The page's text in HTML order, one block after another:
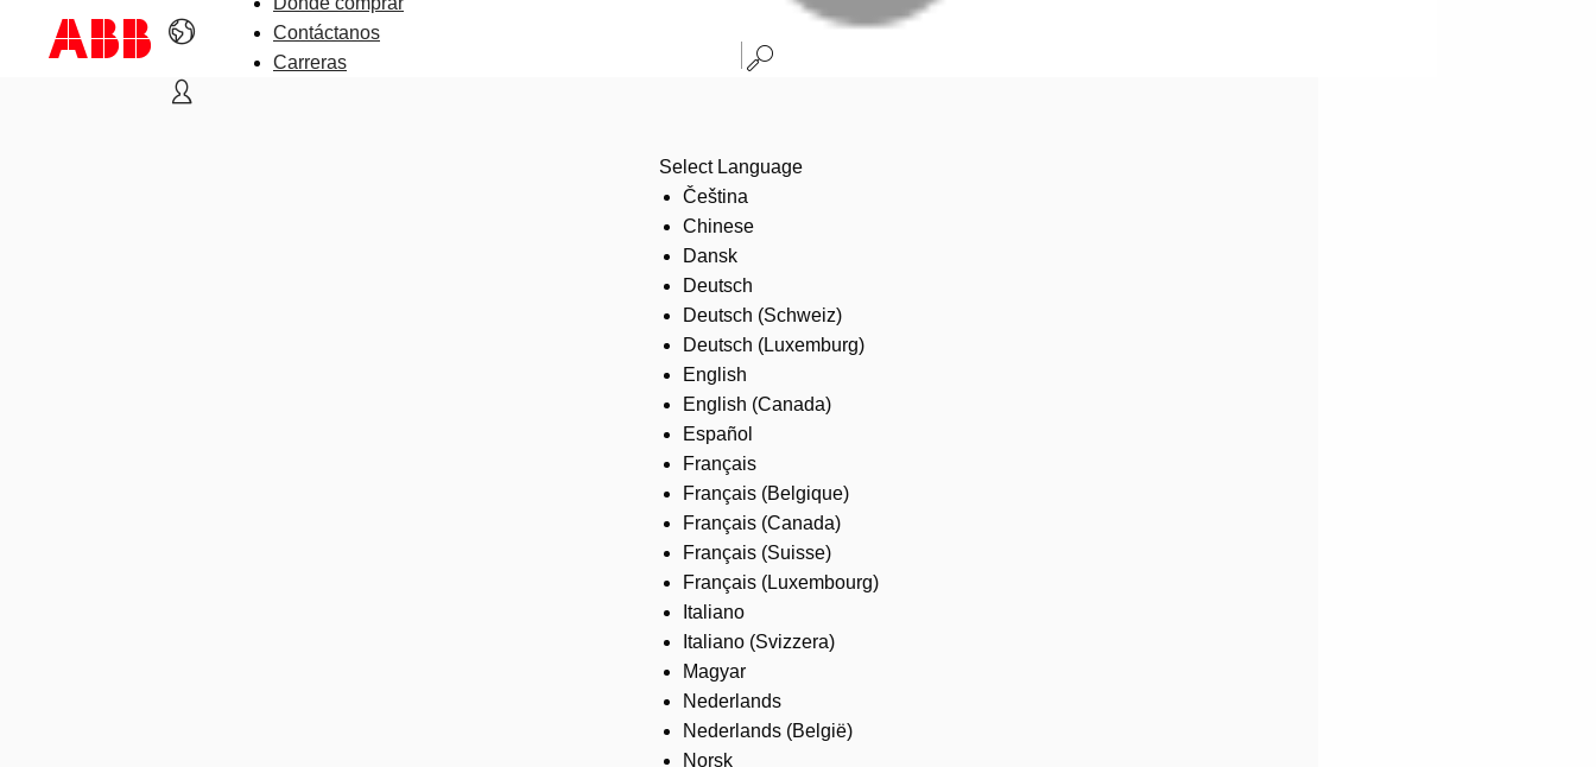
Contáctanos
Carreras
Select Language
Čeština
Chinese
Dansk
Deutsch
Deutsch (Schweiz)
Deutsch (Luxemburg)
English
English (Canada)
Español
Français
Français (Belgique)
Français (Canada)
Français (Suisse)
Français (Luxembourg)
Italiano
Italiano (Svizzera)
Magyar
Nederlands
Nederlands (België)
Norsk